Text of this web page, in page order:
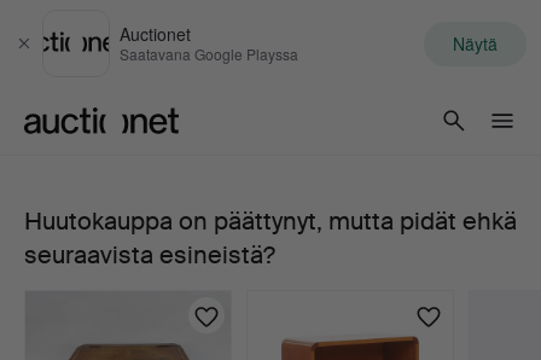
Sulje
Auctionet
Saatavana Google Playssa Näytä
479.
FRISK
Huutokauppa on päättynyt, mutta pidät ehkä
seuraavista esineistä?